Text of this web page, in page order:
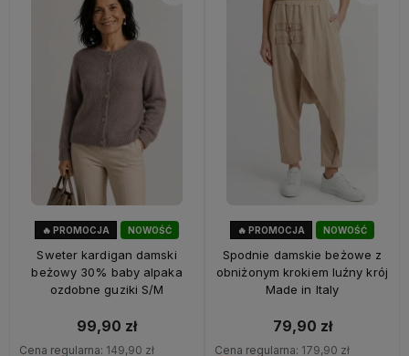
NOWOŚĆ
🔥 PROMOCJA
Sweter kardigan damski
beżowy 30% baby alpaka
ozdobne guziki S/M
99,90 zł
Cena regularna: 149,90 zł
NOWOŚĆ
🔥 PROMOCJA
Spodnie damskie beżowe z
obniżonym krokiem luźny krój
Made in Italy
79,90 zł
Cena regularna: 179,90 zł